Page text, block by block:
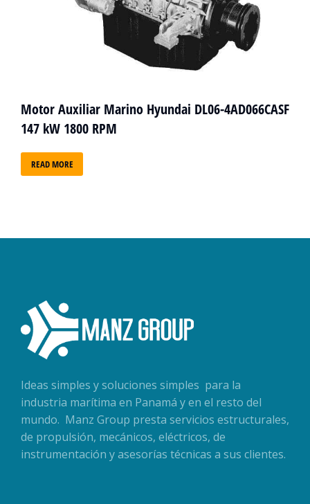
Motor Auxiliar Marino Hyundai DL06-4AD066CASF
147 kW 1800 RPM
READ MORE
Ideas simples y soluciones simples para la
industria marítima en Panamá y en el resto del
mundo. Manz Group presta servicios estructurales,
de propulsión, mecánicos, eléctricos, de
instrumentación y asesorías técnicas a sus clientes.